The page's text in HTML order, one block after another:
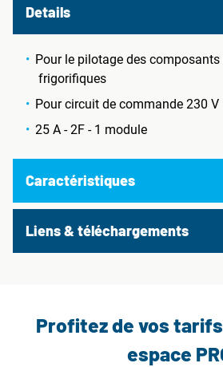
Details
Pour le pilotage des
frigorifiques
Pour circuit de commande 230 V
25 A - 2F - 1 module
Caractéristiques
Liens & téléchargements
Profitez de vos
espace